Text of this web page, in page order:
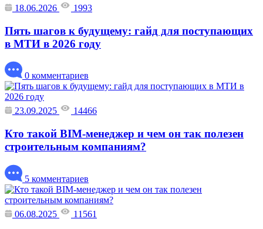
18.06.2026 1993
Пять шагов к будущему: гайд для поступающих
в МТИ в 2026 году
0 комментариев
23.09.2025 14466
Кто такой BIM-менеджер и чем он так полезен
строительным компаниям?
5 комментариев
06.08.2025 11561